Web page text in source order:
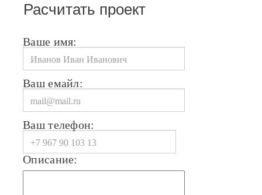
Расчитать проект
Ваше имя:
Ваш емайл:
Ваш телефон:
Описание: